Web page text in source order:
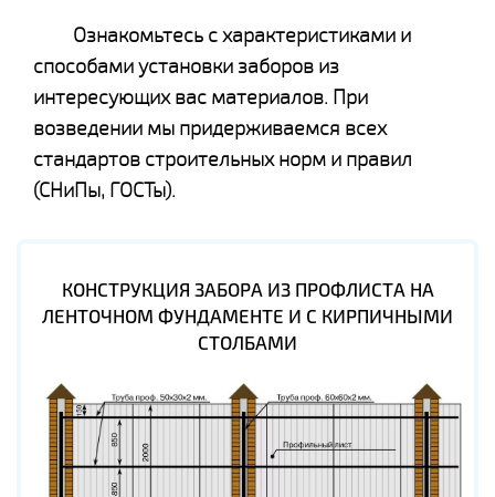
Ознакомьтесь с характеристиками и
способами установки заборов из
интересующих вас материалов. При
возведении мы придерживаемся всех
стандартов строительных норм и правил
(СНиПы, ГОСТы).
КОНСТРУКЦИЯ ЗАБОРА ИЗ ПРОФЛИСТА НА
ЛЕНТОЧНОМ ФУНДАМЕНТЕ И С КИРПИЧНЫМИ
СТОЛБАМИ